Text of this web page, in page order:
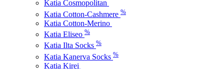
Katia Cosmopolitan
Katia Cotton-Cashmere %
Katia Cotton-Merino
Katia Eliseo %
Katia Ilta Socks %
Katia Kanerva Socks %
Katia Kirei